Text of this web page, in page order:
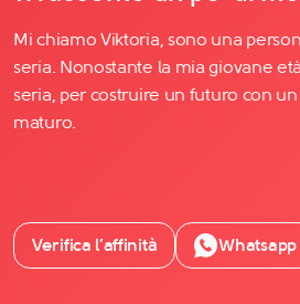
Mi chiamo Viktoria, sono una
seria. Nonostante la mia giovane
seria, per costruire un futuro con
maturo.
Verifica l’affinità Whatsapp